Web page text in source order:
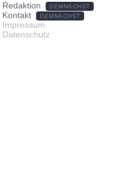
Redaktion DEMNÄCHST
Kontakt DEMNÄCHST
Impressum
Datenschutz